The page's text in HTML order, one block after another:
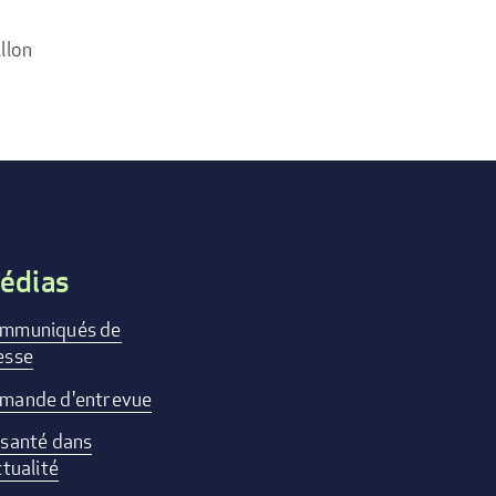
de
d'entrevue
dans